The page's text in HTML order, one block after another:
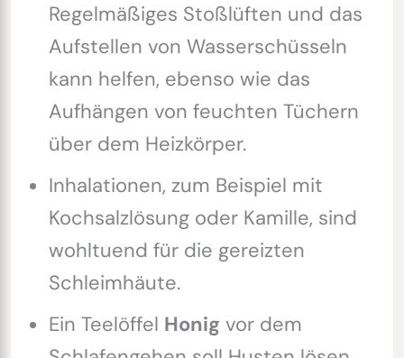
Regelmäßiges Stoßlüften und das
Aufstellen von Wasserschüsseln
kann helfen, ebenso wie das
Aufhängen von feuchten Tüchern
über dem Heizkörper.
Inhalationen, zum Beispiel mit
Kochsalzlösung oder Kamille, sind
wohltuend für die gereizten
Schleimhäute.
Ein Teelöffel Honig vor dem